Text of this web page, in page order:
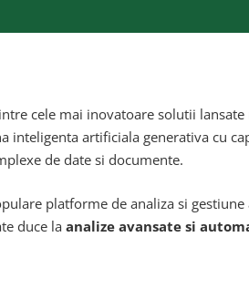
cele mai inovatoare solutii
artificiala generativa cu
de date si documente.
platforme de analiza si
duce la analize avansate si